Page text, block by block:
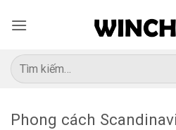
qua
dung
Tìm
kiếm:
Phong cách